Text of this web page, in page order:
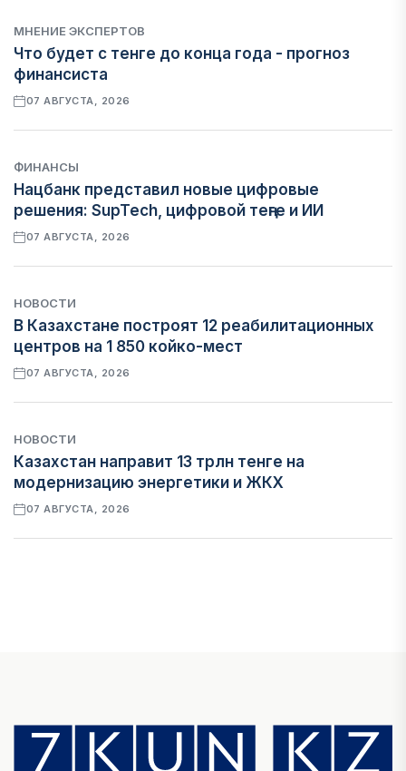
МНЕНИЕ ЭКСПЕРТОВ
Что будет с тенге до конца года - прогноз
финансиста
07 АВГУСТА, 2026
ФИНАНСЫ
Нацбанк представил новые цифровые
решения: SupTech, цифровой теңге и ИИ
07 АВГУСТА, 2026
НОВОСТИ
В Казахстане построят 12 реабилитационных
центров на 1 850 койко-мест
07 АВГУСТА, 2026
НОВОСТИ
Казахстан направит 13 трлн тенге на
модернизацию энергетики и ЖКХ
07 АВГУСТА, 2026
Денежно-кредитная политика влияет не
только на спрос, но и на предложение труда